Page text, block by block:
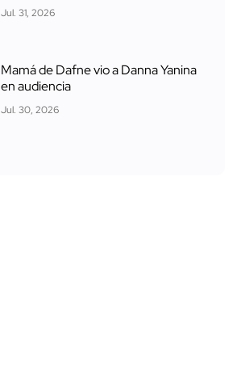
Jul. 31, 2026
Mamá de Dafne vio a Danna Yanina
en audiencia
Jul. 30, 2026